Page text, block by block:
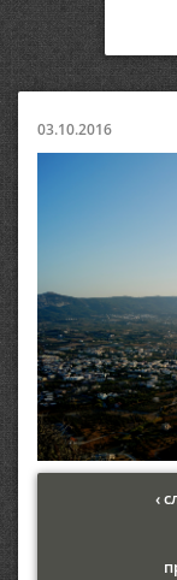
03.10.2016
‹